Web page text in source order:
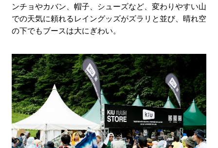
ンチョやカバン、帽子、シューズなど、変わりやすい山
での天気に頼れるレイングッズがズラリと並び、晴れ空
の下でもブースは大にぎわい。